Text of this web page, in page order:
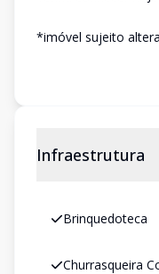
*imóvel sujeito
Infraestrutura
Brinquedoteca
Churrasqueira